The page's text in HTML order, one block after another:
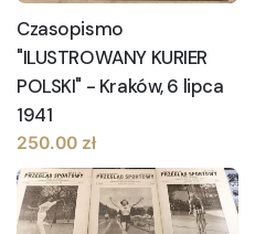
Czasopismo
"ILUSTROWANY KURIER
POLSKI" - Kraków, 6 lipca
1941
250.00 zł